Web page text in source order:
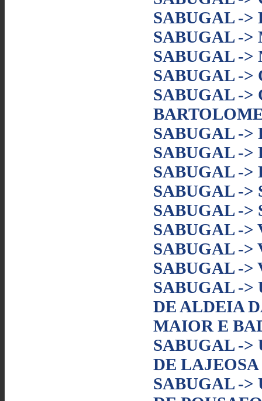
SABUGAL ->
SABUGAL ->
SABUGAL ->
SABUGAL ->
SABUGAL ->
SABUGAL ->
SABUGAL ->
SABUGAL ->
SABUGAL ->
SABUGAL ->
SABUGAL ->
SABUGAL ->
SABUGAL ->
SABUGAL ->
DE ALDEIA
MAIOR E
SABUGAL ->
DE
SABUGAL ->